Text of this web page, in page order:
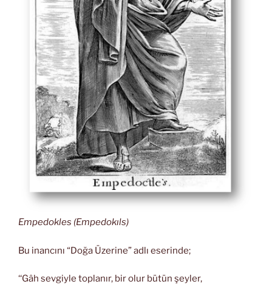
Empedokles (Empedokıls)
Bu inancını “Doğa Üzerine” adlı eserinde;
‘‘Gâh sevgiyle toplanır, bir olur bütün şeyler,